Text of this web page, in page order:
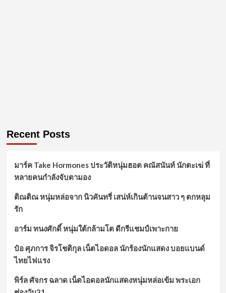
Recent Posts
มาร์ค Take Hormones ประวัติหนุ่มฮอต คณัสนันท์ นักตะเฆ่ ที่
หลายคนกำลังจับตามอง
ติณติณ หนุ่มหล่อจาก นิวคันทรี่ เสน่ห์เกินต้านจนสาว ๆ ตกหลุม
รัก
อาร์ม ทนงศักดิ์ หนุ่มใต้กล้ามโต ดีกรีแชมป์เพาะกาย
ป๋อ ศุภการ จิรโชติกุล เน็ตไอดอล นักร้องนักแสดง บอยแบนด์
ไทยไฟแรง
พิร์ล ศัจกร ฉลาด เน็ตไอดอลนักแสดงหนุ่มหล่อเข้ม พระเอก